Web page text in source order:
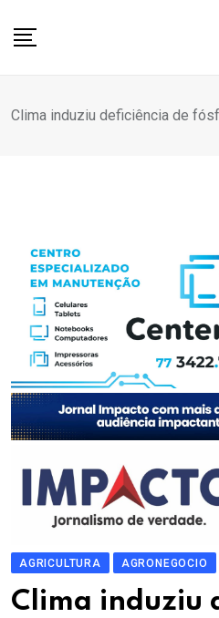
Clima induziu deficiência de
AGRICULTURA AGRONEGOCIO
Clima induziu